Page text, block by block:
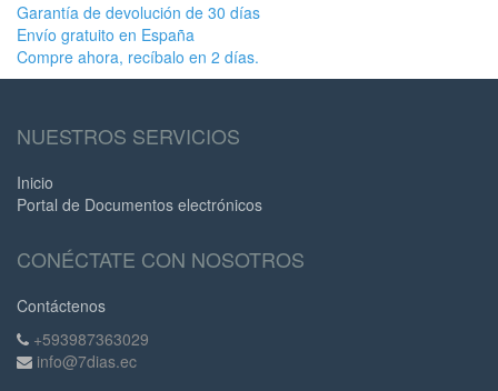
Garantía de devolución de 30 días
Envío gratuito en España
Compre ahora, recíbalo en 2 días.
NUESTROS SERVICIOS
Inicio
Portal de Documentos electrónicos
CONÉCTATE CON NOSOTROS
Contáctenos
+593987363029
info@7dias.ec